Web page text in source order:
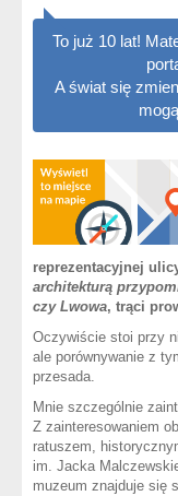
To już 10 lat!
A świat się
reprezentacyjnej
architekturą
czy Lwowa, trąci
Oczywiście stoi przy
ale porównywanie z
przesada.
Mnie szczególnie
Z zainteresowaniem
ratuszem,
im. Jacka
muzeum znajduje się